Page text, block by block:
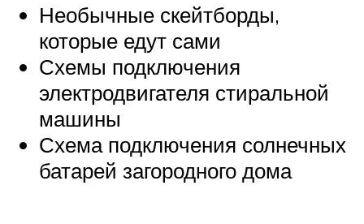
Необычные скейтборды,
которые едут сами
Схемы подключения
электродвигателя стиральной
машины
Схема подключения солнечных
батарей загородного дома